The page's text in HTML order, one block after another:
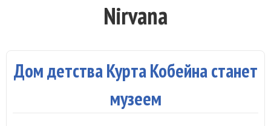
Nirvana
Дом детства Курта Кобейна станет
музеем